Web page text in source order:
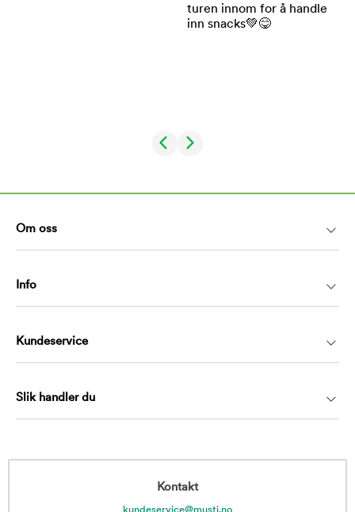
Om oss
Info
Kundeservice
Slik handler du
Kontakt